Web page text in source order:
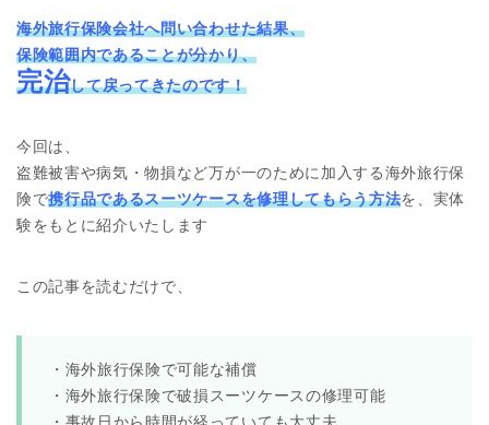
海外旅行保険会社へ問い合わせた結果、
保険範囲内であることが分かり、
完治して戻ってきたのです！
今回は、
盗難被害や病気・物損など万が一のために加入する海外旅行保
険で携行品であるスーツケースを修理してもらう方法を、実体
験をもとに紹介いたします
この記事を読むだけで、
・海外旅行保険で可能な補償
・海外旅行保険で破損スーツケースの修理可能